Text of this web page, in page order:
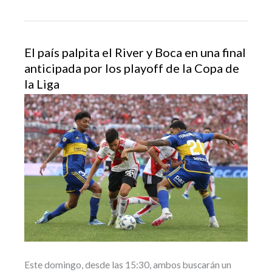
El país palpita el River y Boca en una final
anticipada por los playoff de la Copa de
la Liga
Este domingo, desde las 15:30, ambos buscarán un